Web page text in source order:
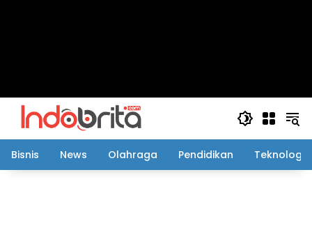
Bisnis News Olahraga Pendidikan Teknologi